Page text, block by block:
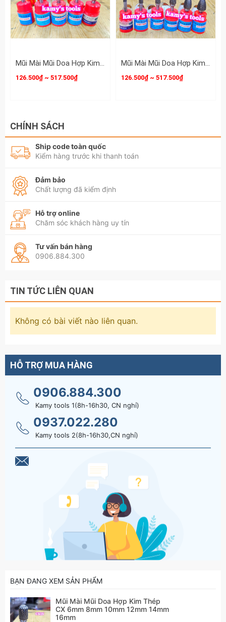
tin chi tiết sản phẩm mũi Mài Mũi Doa Hợp Kim
Thép CX 6mm 8mm 10mm 12mm 14mm
16mm.
Mũi Mài Mũi Doa Hợp Kim Thép Fx 6mm 8mm 10mm 12mm 14mm 16mm
126.500₫ ~ 517.500₫
Mũi Mài Mũi Doa Hợp Kim Thép Gx 6mm 8mm 10mm 14mm 16mm
126.500₫ ~ 517.500₫
CHÍNH SÁCH
Ship code toàn quốc
Kiểm hàng trước khi thanh toán
Đảm bảo
Chất lượng đã kiểm định
Hỗ trợ online
Chăm sóc khách hàng uy tín
Tư vấn bán hàng
0906.884.300
TIN TỨC LIÊN QUAN
Không có bài viết nào liên quan.
HỖ TRỢ MUA HÀNG
0906.884.300
Kamy tools 1(8h-16h30, CN nghỉ)
0937.022.280
Kamy tools 2(8h-16h30,CN nghỉ)
BẠN ĐANG XEM SẢN PHẨM
Mũi Mài Mũi Doa Hợp Kim Thép
CX 6mm 8mm 10mm 12mm 14mm
16mm